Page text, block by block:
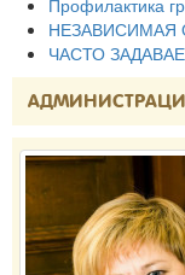
НЕЗАВИСИМАЯ
ЧАСТО